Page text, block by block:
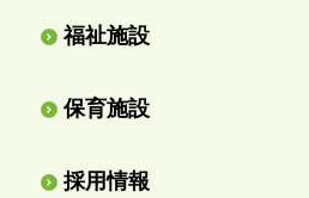
福祉施設
保育施設
採用情報